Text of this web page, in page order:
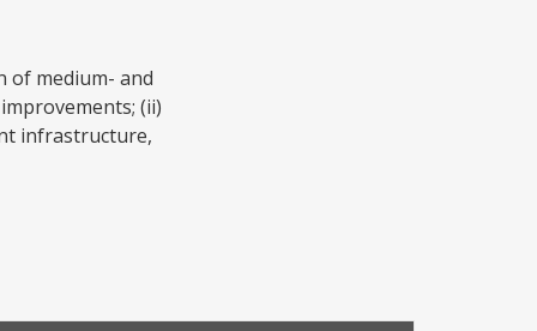
of medium- and
(ii)
infrastructure,